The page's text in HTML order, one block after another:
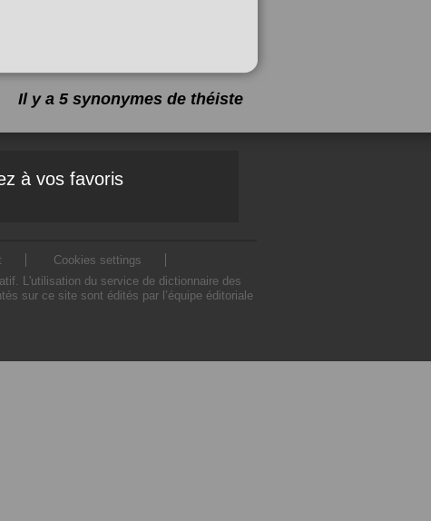
Il y a 5 synonymes de théiste
à vos favoris
Cookies settings
L'utilisation du service de dictionnaire des
sur ce site sont édités par l’équipe éditoriale